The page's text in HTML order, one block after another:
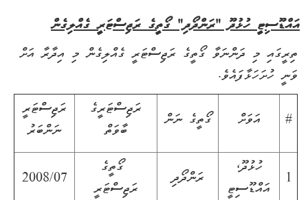
އައްޑޫސިޓީ ހުޅުދޫ "ރަންދޯދި" ގޯތީގެ ރަޖިސްޓަރީ ގެއްލިގެން
ތިރީގައި މި ދަންނަވާ ގޯތީގެ ރަޖިސްޓަރީ ގެއްލިގެން މި އިދާރާ އަށް
ވަނީ ހުށަހަޅާފައެވެ.
#
އަވަށް ގޯތީގެ ނަން
ރަޖިސްޓަރީގެ
ބާވަތް
ރަޖިސްޓަރީ
ނަންބަރު
1
ހުޅުދޫ،
އައްޑޫސިޓީ
ރަންދޯދި
ގޯތީގެ
ރަޖިސްޓަރީ
2008/07